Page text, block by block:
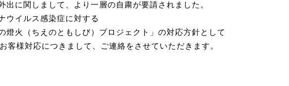
出に関しまして、より一層の自粛が要請されました。
ウイルス感染症に対する
燈火（ちえのともしび）プロジェクト」の対応方針として
客様対応につきまして、ご連絡をさせていただきます。